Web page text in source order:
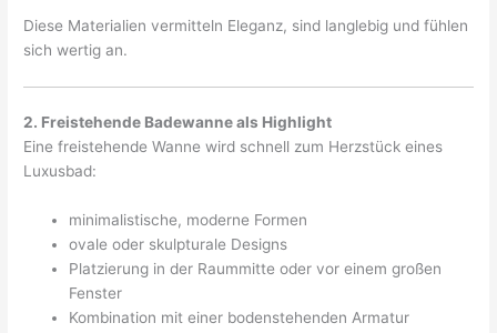
Diese Materialien vermitteln Eleganz, sind langlebig und fühlen
sich wertig an.
2. Freistehende Badewanne als Highlight
Eine freistehende Wanne wird schnell zum Herzstück eines
Luxusbad:
minimalistische, moderne Formen
ovale oder skulpturale Designs
Platzierung in der Raummitte oder vor einem großen
Fenster
Kombination mit einer bodenstehenden Armatur